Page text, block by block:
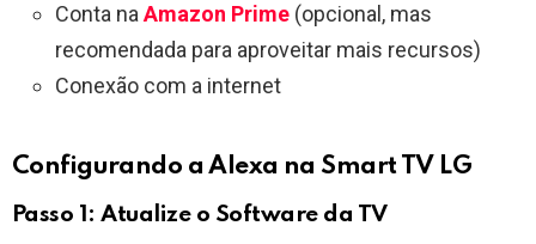
Conta na Amazon Prime (opcional, mas
recomendada para aproveitar mais recursos)
Conexão com a internet
Configurando a Alexa na Smart TV LG
Passo 1: Atualize o Software da TV